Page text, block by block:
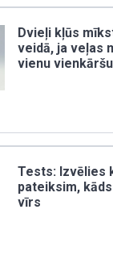
Dvieļi kļūs
veidā, ja veļas
vienu
Tests: Izvēlies
pateiksim,
vīrs